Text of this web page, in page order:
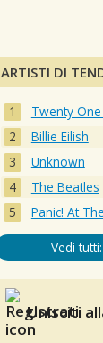
ARTISTI DI
Twenty
Billie Eilish
Unknown
The Beatles
Panic! At
Vedi
Unisciti